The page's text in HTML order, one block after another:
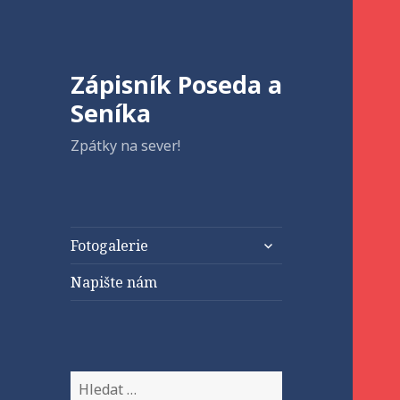
Zápisník Poseda a
Seníka
Zpátky na sever!
Fotogalerie
zobrazit
Napište nám
Vyhledávání